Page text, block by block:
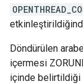
Döndürülen
içermesi
içinde belirtildiği